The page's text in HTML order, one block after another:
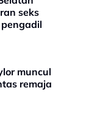
seks
muncul
remaja